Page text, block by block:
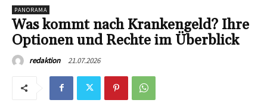
PANORAMA
Was kommt nach Krankengeld? Ihre
Optionen und Rechte im Überblick
redaktion 21.07.2026